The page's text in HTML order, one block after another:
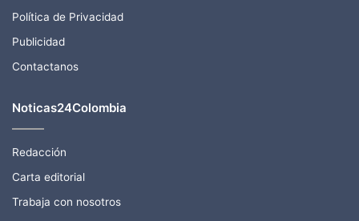
Política de Privacidad
Publicidad
Contactanos
Noticas24Colombia
Redacción
Carta editorial
Trabaja con nosotros